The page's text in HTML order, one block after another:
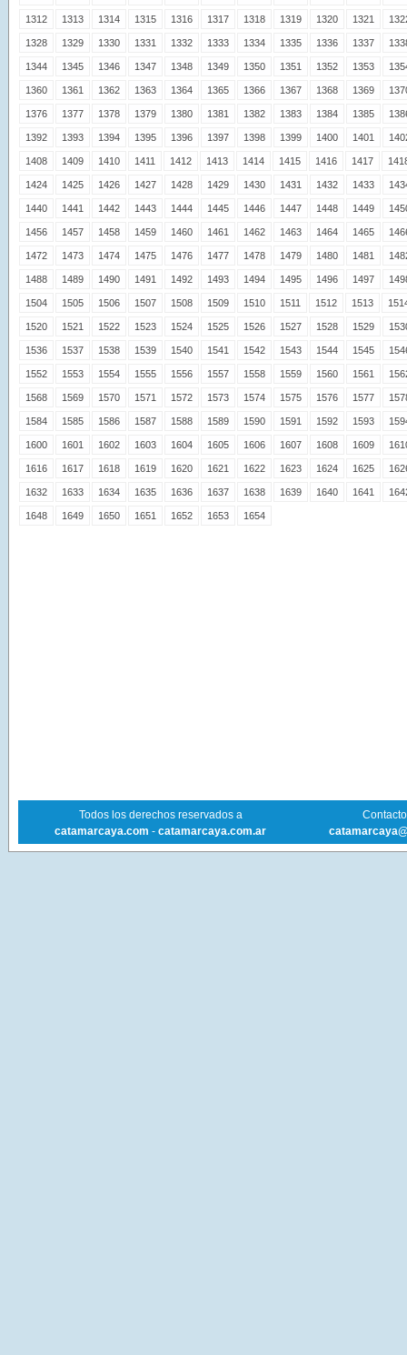
1312 1313 1314 1315 1316 1317 1318 1319 1320 1321
1328 1329 1330 1331 1332 1333 1334 1335 1336 1337
1344 1345 1346 1347 1348 1349 1350 1351 1352 1353
1360 1361 1362 1363 1364 1365 1366 1367 1368 1369
1376 1377 1378 1379 1380 1381 1382 1383 1384 1385
1392 1393 1394 1395 1396 1397 1398 1399 1400 1401
1408 1409 1410 1411 1412 1413 1414 1415 1416 1417
1424 1425 1426 1427 1428 1429 1430 1431 1432 1433
1440 1441 1442 1443 1444 1445 1446 1447 1448 1449
1456 1457 1458 1459 1460 1461 1462 1463 1464 1465
1472 1473 1474 1475 1476 1477 1478 1479 1480 1481
1488 1489 1490 1491 1492 1493 1494 1495 1496 1497
1504 1505 1506 1507 1508 1509 1510 1511 1512 1513
1520 1521 1522 1523 1524 1525 1526 1527 1528 1529
1536 1537 1538 1539 1540 1541 1542 1543 1544 1545
1552 1553 1554 1555 1556 1557 1558 1559 1560 1561
1568 1569 1570 1571 1572 1573 1574 1575 1576 1577
1584 1585 1586 1587 1588 1589 1590 1591 1592 1593
1600 1601 1602 1603 1604 1605 1606 1607 1608 1609
1616 1617 1618 1619 1620 1621 1622 1623 1624 1625
1632 1633 1634 1635 1636 1637 1638 1639 1640 1641
1648 1649 1650 1651 1652 1653 1654
Todos los derechos reservados a
catamarcaya.com - catamarcaya.com.ar